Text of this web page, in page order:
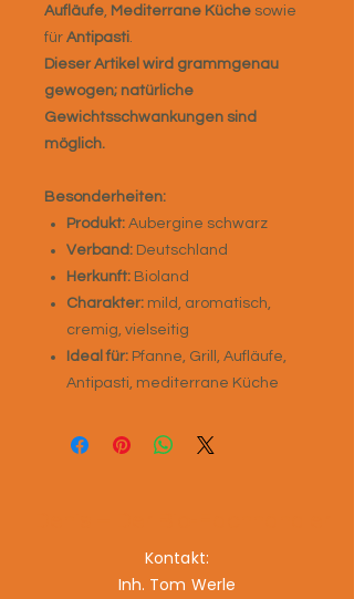
Aufläufe, Mediterrane Küche sowie
für Antipasti.
Dieser Artikel wird grammgenau
gewogen; natürliche
Gewichtsschwankungen sind
möglich.
Besonderheiten:
Produkt: Aubergine schwarz
Verband: Deutschland
Herkunft: Bioland
Charakter: mild, aromatisch,
cremig, vielseitig
Ideal für: Pfanne, Grill, Aufläufe,
Antipasti, mediterrane Küche
Kontakt:
Inh. Tom Werle